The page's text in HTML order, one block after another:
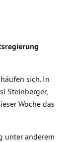
sich. In
Steinberger,
Woche das
unter anderem